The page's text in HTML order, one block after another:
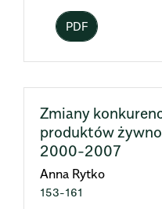
PDF
Zmiany
produktów
2000-2007
Anna Rytko
153-161